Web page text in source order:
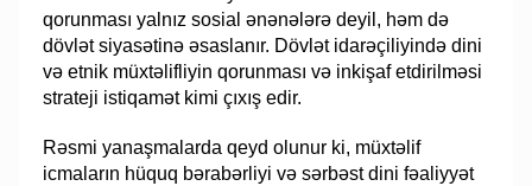
qorunması yalnız sosial ənənələrə deyil, həm də
dövlət siyasətinə əsaslanır. Dövlət idarəçiliyində dini
və etnik müxtəlifliyin qorunması və inkişaf etdirilməsi
strateji istiqamət kimi çıxış edir.
Rəsmi yanaşmalarda qeyd olunur ki, müxtəlif
icmaların hüquq bərabərliyi və sərbəst dini fəaliyyət